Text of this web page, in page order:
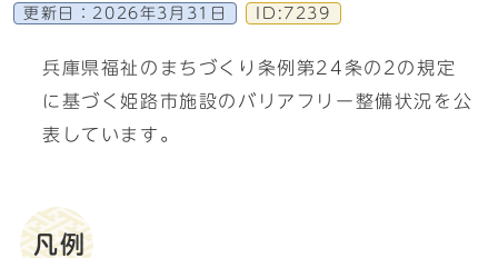
更新日： 2026年3月31日 ID:7239
兵庫県福祉のまちづくり条例第24条の2の規定
に基づく姫路市施設のバリアフリー整備状況を公
表しています。
凡例